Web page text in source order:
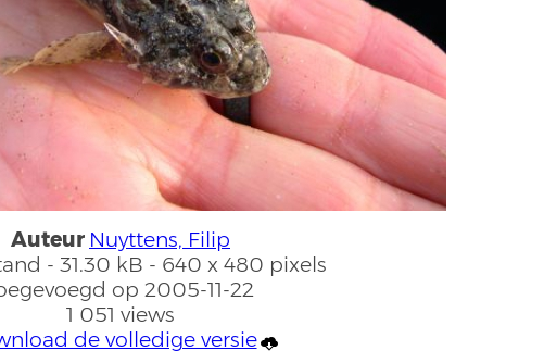
Auteur Nuyttens, Filip
- 31.30 kB - 640 x 480 pixels
op 2005-11-22
1 051 views
de volledige versie